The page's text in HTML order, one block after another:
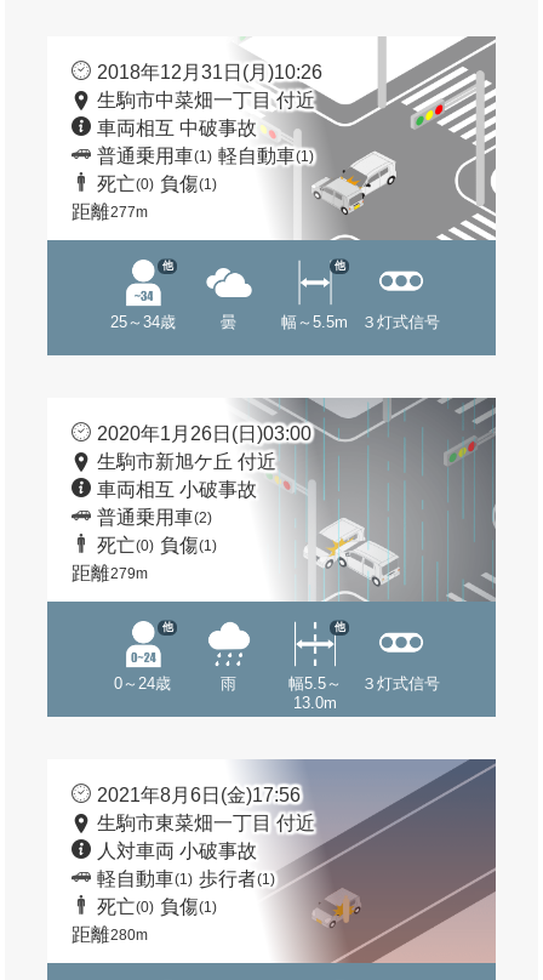
2018年12月31日(月)10:26
生駒市中菜畑一丁目 付近
車両相互 中破事故
普通乗用車(1) 軽自動車(1)
死亡(0) 負傷(1)
距離277m
25～34歳
他
曇 幅～5.5m
他
３灯式信号
2020年1月26日(日)03:00
生駒市新旭ケ丘 付近
車両相互 小破事故
普通乗用車(2)
死亡(0) 負傷(1)
距離279m
0～24歳
他
雨
幅5.5～
13.0m
他
３灯式信号
2021年8月6日(金)17:56
生駒市東菜畑一丁目 付近
人対車両 小破事故
軽自動車(1) 歩行者(1)
死亡(0) 負傷(1)
距離280m